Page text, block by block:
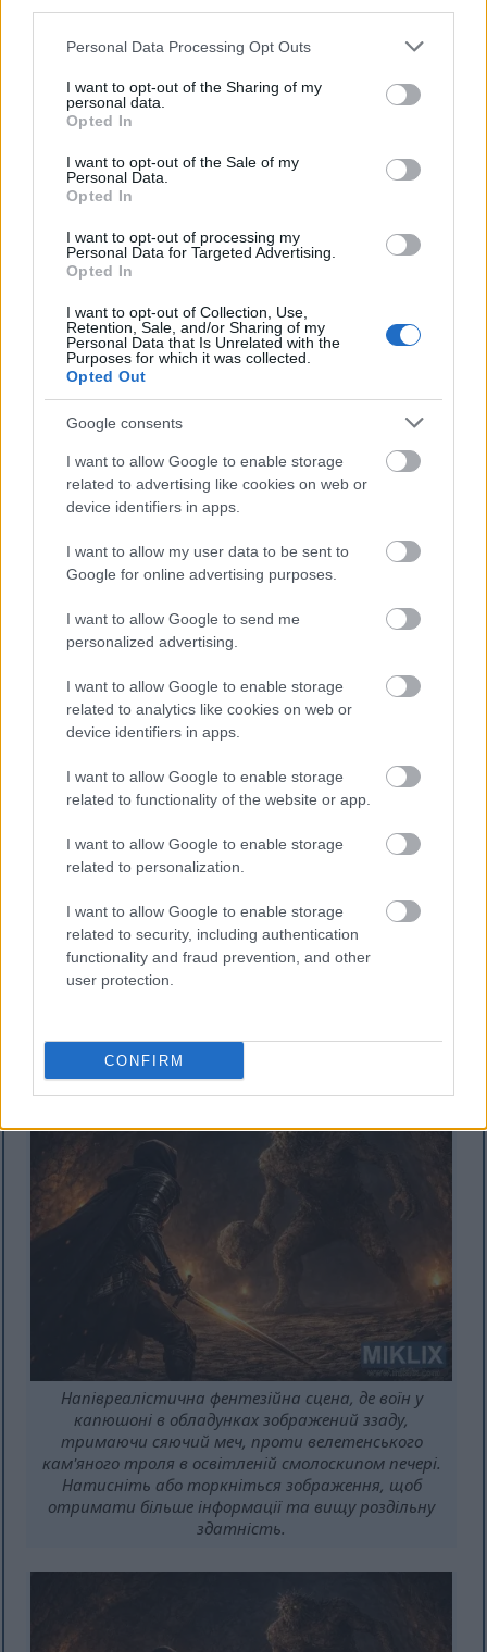
Please note that this website/app uses one or more Google
not limited to your visit or usage behaviour. You may click to
grant or deny consent to Google and its third-party tags to
use your data for below specified purposes in below Google
consent section.
Personal Data Processing Opt Outs
I want to opt-out of the Sharing of my
personal data.
Opted In
I want to opt-out of the Sale of my
Personal Data.
Opted In
I want to opt-out of processing my
Personal Data for Targeted Advertising.
Opted In
I want to opt-out of Collection, Use,
Retention, Sale, and/or Sharing of my
Personal Data that Is Unrelated with the
Purposes for which it was collected.
Opted Out
Google consents
I want to allow Google to enable storage
related to advertising like cookies on web or
device identifiers in apps.
I want to allow my user data to be sent to
Google for online advertising purposes.
I want to allow Google to send me
personalized advertising.
I want to allow Google to enable storage
related to analytics like cookies on web or
device identifiers in apps.
I want to allow Google to enable storage
related to functionality of the website or app.
I want to allow Google to enable storage
related to personalization.
I want to allow Google to enable storage
related to security, including authentication
functionality and fraud prevention, and other
user protection.
CONFIRM
безпосередньо перед боєм.
отримати більше інформації та вищу роздільну
Напівреалістична фентезійна сцена, де
Затьмарений у капюшоні протистоїть масивному
кам'яному тролю у вогняній підземній печері перед
битвою.
Натисніть або торкніться зображення, щоб
отримати більше інформації та вищу роздільну
здатність.
Напівреалістичне фентезійне зображення воїна в
обладунках з капюшоном, який тримає сяючий меч,
протистоячи величному кам'яному тролю в
освітленій смолоскипом печері.
Напівреалістична фентезійна сцена, де воїн у
капюшоні в обладунках зображений ззаду,
тримаючи сяючий меч, проти велетенського
кам'яного троля в освітленій смолоскипом печері.
Натисніть або торкніться зображення, щоб
отримати більше інформації та вищу роздільну
здатність.